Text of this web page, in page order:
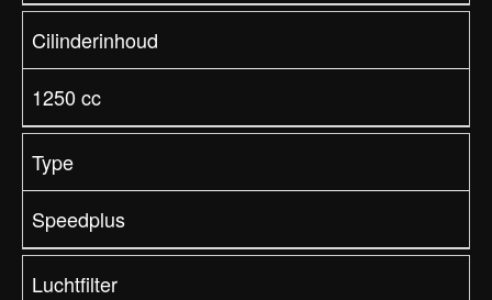
Cilinderinhoud
1250 cc
Type
Speedplus
Luchtfilter